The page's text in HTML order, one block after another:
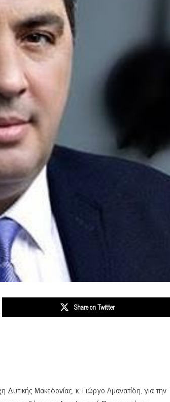
Share on Twitter
Μακεδονίας, κ. Γιώργο Αμανατίδη, για την